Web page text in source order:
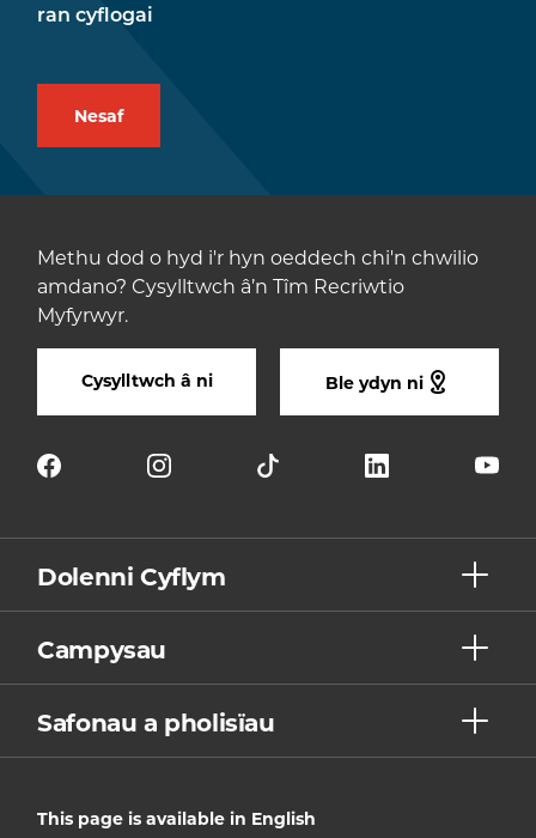
ran cyflogai
Methu dod o hyd i'r hyn oeddech chi'n chwilio
amdano? Cysylltwch â’n Tîm Recriwtio
Myfyrwyr.
Cysylltwch â ni Ble ydyn ni
Dolenni Cyflym
Campysau
Safonau a pholisïau
This page is available in English